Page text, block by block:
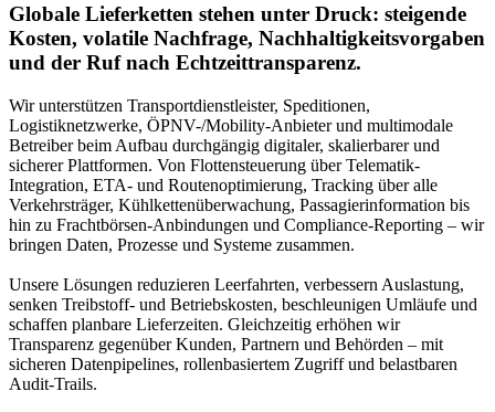
Globale Lieferketten stehen unter Druck: steigende
Kosten, volatile Nachfrage, Nachhaltigkeitsvorgaben
und der Ruf nach Echtzeittransparenz.
Wir unterstützen Transportdienstleister, Speditionen,
Logistiknetzwerke, ÖPNV-/Mobility-Anbieter und multimodale
Betreiber beim Aufbau durchgängig digitaler, skalierbarer und
sicherer Plattformen. Von Flottensteuerung über Telematik-
Integration, ETA- und Routenoptimierung, Tracking über alle
Verkehrsträger, Kühlkettenüberwachung, Passagierinformation bis
hin zu Frachtbörsen-Anbindungen und Compliance-Reporting – wir
bringen Daten, Prozesse und Systeme zusammen.
Unsere Lösungen reduzieren Leerfahrten, verbessern Auslastung,
senken Treibstoff- und Betriebskosten, beschleunigen Umläufe und
schaffen planbare Lieferzeiten. Gleichzeitig erhöhen wir
Transparenz gegenüber Kunden, Partnern und Behörden – mit
sicheren Datenpipelines, rollenbasiertem Zugriff und belastbaren
Audit-Trails.